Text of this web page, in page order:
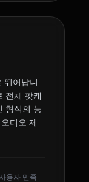
뛰어납니
전체 팟캐
형식의 능
디오 제
사용자 만족